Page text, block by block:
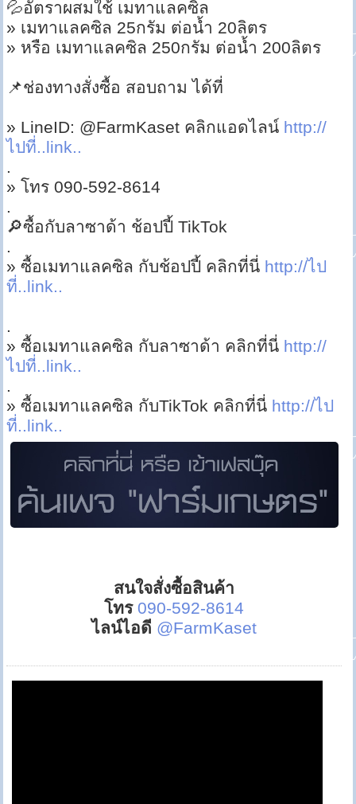
💦อัตราผสมใช้ เมทาแลคซิล
» เมทาแลคซิล 25กรัม ต่อน้ำ 20ลิตร
» หรือ เมทาแลคซิล 250กรัม ต่อน้ำ 200ลิตร
📌ช่องทางสั่งซื้อ สอบถาม ได้ที่
» LineID: @FarmKaset คลิกแอดไลน์ http://
ไปที่..link..
.
» โทร 090-592-8614
.
🔎ซื้อกับลาซาด้า ช้อปปี้ TikTok
.
» ซื้อเมทาแลคซิล กับช้อปปี้ คลิกที่นี่ http://ไป
ที่..link..
.
» ซื้อเมทาแลคซิล กับลาซาด้า คลิกที่นี่ http://
ไปที่..link..
.
» ซื้อเมทาแลคซิล กับTikTok คลิกที่นี่ http://ไป
ที่..link..
สนใจสั่งซื้อสินค้า
โทร 090-592-8614
ไลน์ไอดี @FarmKaset